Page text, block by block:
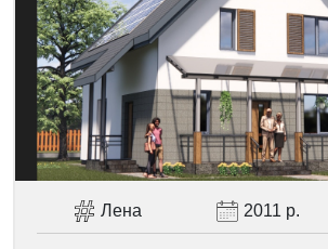
Facebook
Viber TelegramWhatsAppPinterest
Лена 2011 р.